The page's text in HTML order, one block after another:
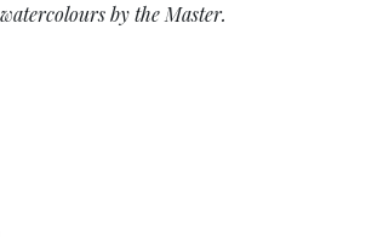
by the Master.